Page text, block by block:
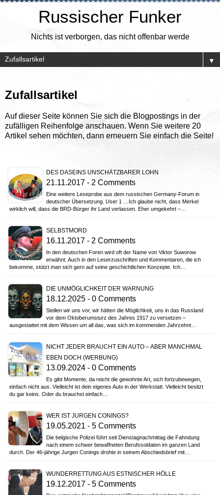
Russischer Funker
Nichts ist verborgen, das nicht offenbar werde
▼
Zufallsartikel
Auf dieser Seite können Sie sich die Blogpostings in der
zufälligen Reihenfolge anschauen. Wenn Sie weitere 20
Artikel sehen möchten, dann erneuern Sie einfach die Seite!
DES DASEINS UNSCHÄTZBARER LOHN
21.11.2017 - 2 Comments
Eine weitere Leseprobe aus dem russischen Germany-Forum in
deutscher Übersetzung. User 1 …Ich glaube nicht, dass Merkel
wirklich will, dass die BRD-Bürger ihr Land verlassen. Eher umgekehrt –…
SELBSTMORD
16.11.2017 - 2 Comments
In den deutschen Foren wird oft der Name von Viktor Suworow
erwähnt. Auch in den Leserzuschriften und Kommentaren, die ich
bekomme, stützt man sich gern auf seine geschichtlichen Konzepte. Ich…
DIE UNMÖGLICHKEIT DER WARNUNG
18.12.2025 - 0 Comments
Stellen wir uns vor, wir hätten die Möglichkeit, uns in das Russland
vor dem Oktoberumsturz des Jahres 1917 zu versetzen –
ausgestattet mit dem Wissen um all das, was sich im kommenden Jahrzehnt…
NICHT JEDER BRAUCHT EIN AUTO – ABER MANCHMAL
EBEN DOCH (WERBUNG)
13.09.2024 - 0 Comments
Es gibt Momente, da reicht die gewohnte Art, sich fortzubewegen,
einfach nicht aus. Vielleicht ist dein eigenes Auto in der Werkstatt. Vielleicht besitzt
du gar keins. Oder du brauchst einfach…
WER IST JURGEN CONINGS?
19.05.2021 - 5 Comments
Die belgische Polizei führt seit Dienstagnachmittag die Fahndung
nach einem schwer bewaffneten Berufssoldaten im ganzen Land
durch. Der 46-jährige Jurgen Conings drohte in seinem Abschiedsbrief mit…
WUNDERRETTUNG AUS ESTNISCHER HÖLLE
19.12.2017 - 5 Comments